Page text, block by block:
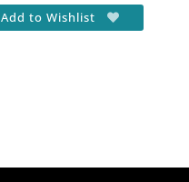
Add to Wishlist